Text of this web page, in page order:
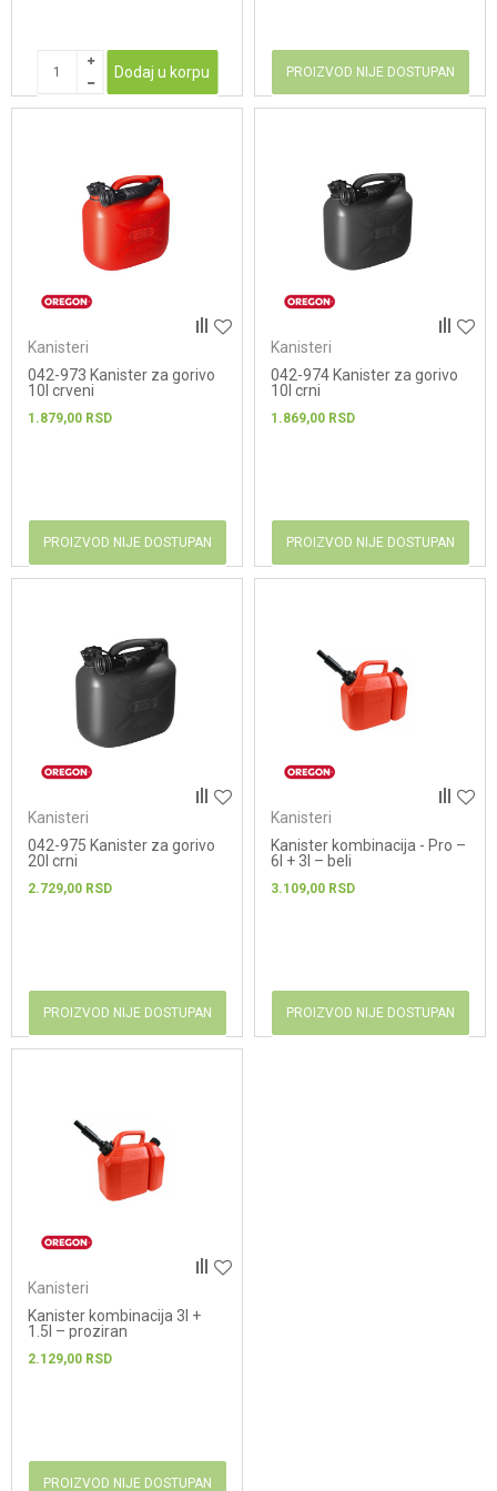
Dodaj u korpu PROIZVOD NIJE DOSTUPAN
Kanisteri
042-973 Kanister za gorivo
10l crveni
1.879,00 RSD
PROIZVOD NIJE DOSTUPAN
Kanisteri
042-974 Kanister za gorivo
10l crni
1.869,00 RSD
PROIZVOD NIJE DOSTUPAN
Kanisteri
042-975 Kanister za gorivo
20l crni
2.729,00 RSD
PROIZVOD NIJE DOSTUPAN
Kanisteri
Kanister kombinacija - Pro –
6l + 3l – beli
3.109,00 RSD
PROIZVOD NIJE DOSTUPAN
Kanisteri
Kanister kombinacija 3l +
1.5l – proziran
2.129,00 RSD
PROIZVOD NIJE DOSTUPAN